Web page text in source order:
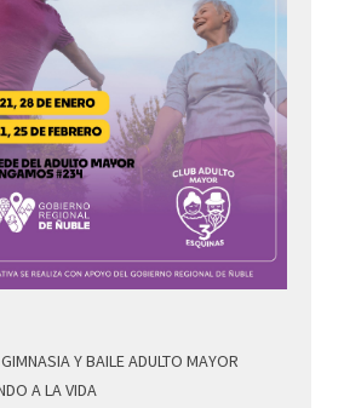
Y BAILE ADULTO MAYOR
A LA VIDA